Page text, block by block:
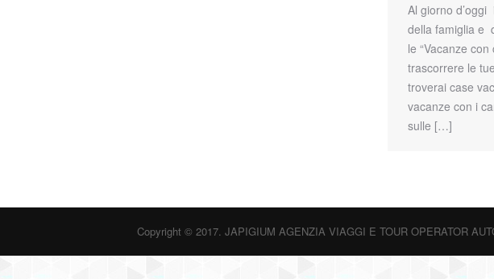
Al giorno
della famiglia e
le “Vacanze
trascorrere le
troverai case
vacanze con i
sulle […]
Copyright © 2017. JAPIGIUM AGENZIA VIAGGI E TOUR OPERATOR